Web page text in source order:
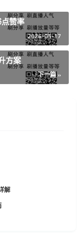
赞率
2026-05-17
方案
下一篇 »
解